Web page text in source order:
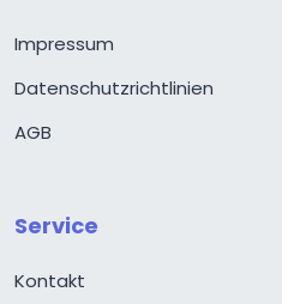
Impressum
Datenschutzrichtlinien
AGB
Service
Kontakt